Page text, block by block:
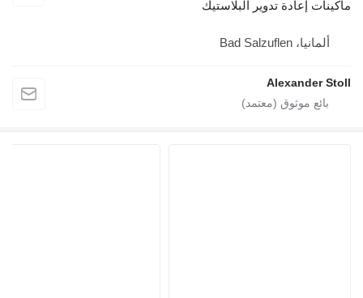
ماكينات إعادة تدوير البلاستيك
ألمانيا، Bad Salzuflen
Alexander Stoll